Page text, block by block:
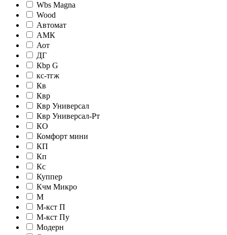
Wbs Magna
Wood
Автомат
АМК
Аот
ДГ
Кbр G
кc-тгж
Кв
Квр
Квр Универсал
Квр Универсал-Рт
КО
Комфорт мини
КП
Кп
Кс
Куппер
Кчм Микро
М
М-кст П
М-кст Пу
Модерн